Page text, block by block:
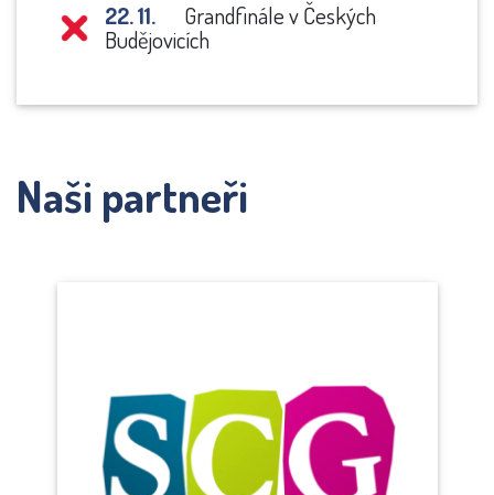
22. 11.
Grandfinále v Českých
Budějovicích
Naši partneři